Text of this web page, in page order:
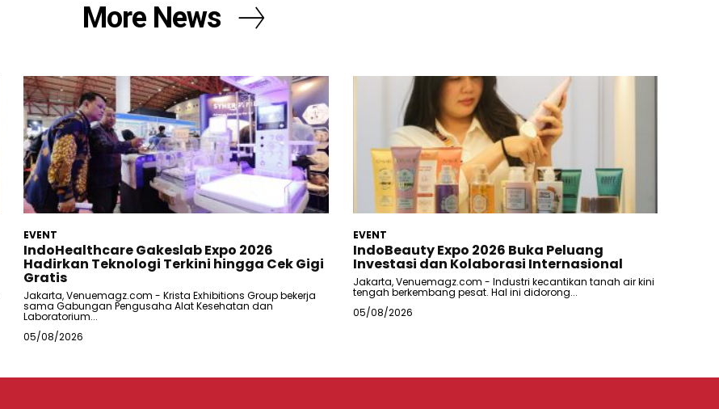
More News
EVENT
IndoHealthcare Gakeslab Expo 2026
Hadirkan Teknologi Terkini hingga Cek Gigi
Gratis
Jakarta, Venuemagz.com - Krista Exhibitions Group bekerja
sama Gabungan Pengusaha Alat Kesehatan dan
Laboratorium...
05/08/2026
EVENT
IndoBeauty Expo 2026 Buka Peluang
Investasi dan Kolaborasi Internasional
Jakarta, Venuemagz.com - Industri kecantikan tanah air kini
tengah berkembang pesat. Hal ini didorong...
05/08/2026